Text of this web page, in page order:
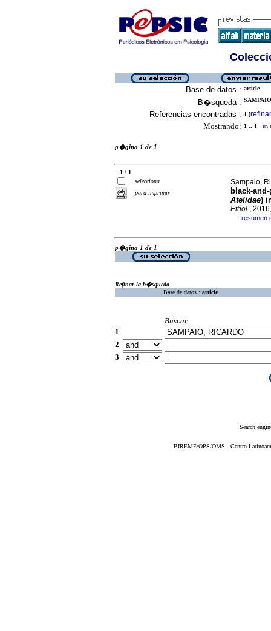
Base de datos : article
B�squeda :
Referencias encontradas : 1 [refinar
Mostrando: 1 .. 1 en
p�gina 1 de 1
1 / 1
selecciona
para imprimir
Sampaio,
black-
Atelidae)
Ethol.,
· resumen
p�gina 1 de 1
Refinar la b�squeda
Base de datos : article
Buscar
1
2
3
Search
BIREME/OPS/OMS - Centro